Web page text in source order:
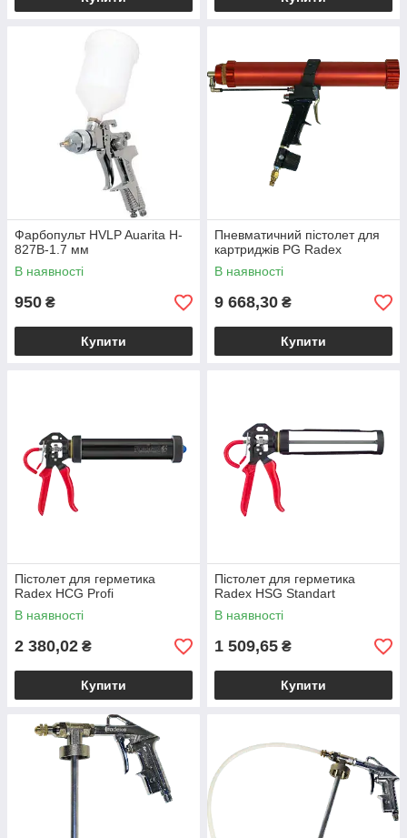
Фарбопульт HVLP Auarita H-
827B-1.7 мм
В наявності
950 ₴
Купити
Пневматичний пістолет для
картриджів PG Radex
В наявності
9 668,30 ₴
Купити
Пістолет для герметика
Radex HCG Profi
В наявності
2 380,02 ₴
Купити
Пістолет для герметика
Radex HSG Standart
В наявності
1 509,65 ₴
Купити